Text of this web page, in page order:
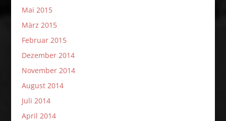
Mai 2015
März 2015
Februar 2015
Dezember 2014
November 2014
August 2014
Juli 2014
April 2014